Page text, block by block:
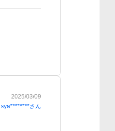
2025/03/09
sya********さん